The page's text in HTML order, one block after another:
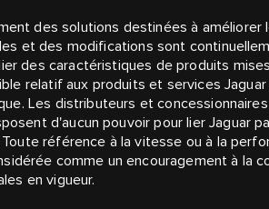
des solutions destinées à améliorer
et des modifications sont
des caractéristiques de produits
relatif aux produits et services
Les distributeurs et
d'aucun pouvoir pour lier Jaguar
référence à la vitesse ou à la
comme un encouragement à la
en vigueur.